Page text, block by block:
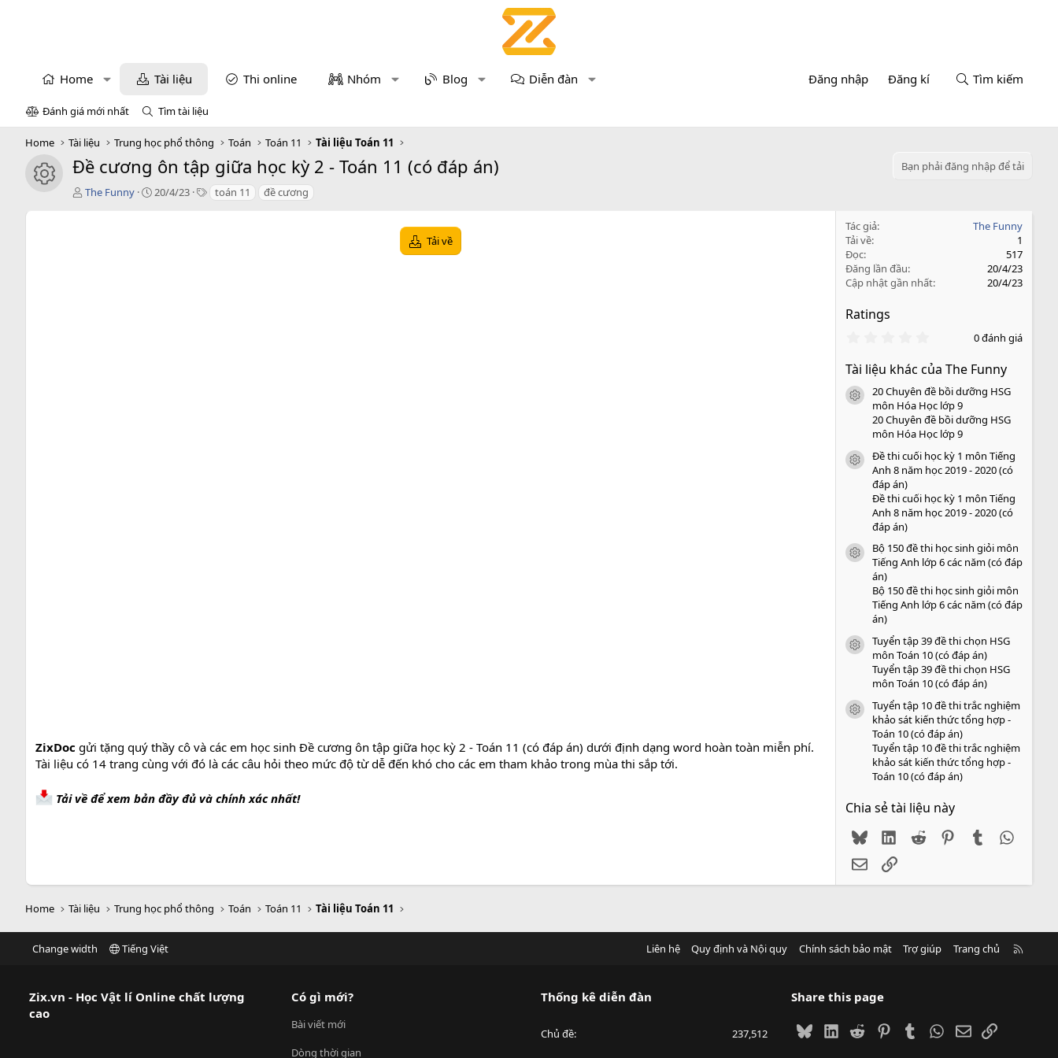
Home Tài liệu Thi online Nhóm Blog Diễn đàn Đăng nhập Đăng kí Tìm kiếm
Đánh giá mới nhất Tìm tài liệu
Home Tài liệu Trung học phổ thông Toán Toán 11 Tài liệu Toán 11
icon tài liệu
Đề cương ôn tập giữa học kỳ 2 - Toán 11 (có đáp án)
Bạn phải đăng nhập để tải
T
The Funny
C
20/4/23
T toán 11 đề cương
Tải về
ZixDoc gửi tặng quý thầy cô và các em học sinh Đề cương ôn tập giữa học kỳ 2 - Toán 11 (có đáp án) dưới định dạng word hoàn toàn miễn phí.
Tài liệu có 14 trang cùng với đó là các câu hỏi theo mức độ từ dễ đến khó cho các em tham khảo trong mùa thi sắp tới.
Tải về để xem bản đầy đủ và chính xác nhất!
Tác giả
The Funny
Tải về
1
Đọc
517
Đăng lần đầu
20/4/23
Cập nhật gần nhất
20/4/23
Ratings
0
0
s
a
o
0 đánh giá
Tài liệu khác của The Funny
icon tài liệu
20 Chuyên đề bồi dưỡng HSG
môn Hóa Học lớp 9
20 Chuyên đề bồi dưỡng HSG
môn Hóa Học lớp 9
icon tài liệu
Đề thi cuối học kỳ 1 môn Tiếng
Anh 8 năm học 2019 - 2020 (có
đáp án)
Đề thi cuối học kỳ 1 môn Tiếng
Anh 8 năm học 2019 - 2020 (có
đáp án)
icon tài liệu
Bộ 150 đề thi học sinh giỏi môn
Tiếng Anh lớp 6 các năm (có đáp
án)
Bộ 150 đề thi học sinh giỏi môn
Tiếng Anh lớp 6 các năm (có đáp
án)
icon tài liệu
Tuyển tập 39 đề thi chọn HSG
môn Toán 10 (có đáp án)
Tuyển tập 39 đề thi chọn HSG
môn Toán 10 (có đáp án)
icon tài liệu
Tuyển tập 10 đề thi trắc nghiệm
khảo sát kiến thức tổng hợp -
Toán 10 (có đáp án)
Tuyển tập 10 đề thi trắc nghiệm
khảo sát kiến thức tổng hợp -
Toán 10 (có đáp án)
Chia sẻ tài liệu này
BlueskyLinkedIn
Reddit PinterestTumblr
EmailLink
Home Tài liệu Trung học phổ thông Toán Toán 11 Tài liệu Toán 11
Change width Tiếng Việt Liên hệ Quy định và Nội quy Chính sách bảo mật Trợ giúp Trang chủ
Zix.vn - Học Vật lí Online chất lượng
cao
Có gì mới?
Bài viết mới
Dòng thời gian
Thống kê diễn đàn
Chủ đề 237,512
Share this page
BlueskyLinkedIn
Reddit PinterestTumblrWhatsApp
EmailLink